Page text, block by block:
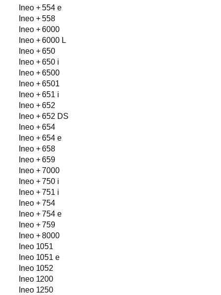
Ineo + 554 e
Ineo + 558
Ineo + 6000
Ineo + 6000 L
Ineo + 650
Ineo + 650 i
Ineo + 6500
Ineo + 6501
Ineo + 651 i
Ineo + 652
Ineo + 652 DS
Ineo + 654
Ineo + 654 e
Ineo + 658
Ineo + 659
Ineo + 7000
Ineo + 750 i
Ineo + 751 i
Ineo + 754
Ineo + 754 e
Ineo + 759
Ineo + 8000
Ineo 1051
Ineo 1051 e
Ineo 1052
Ineo 1200
Ineo 1250